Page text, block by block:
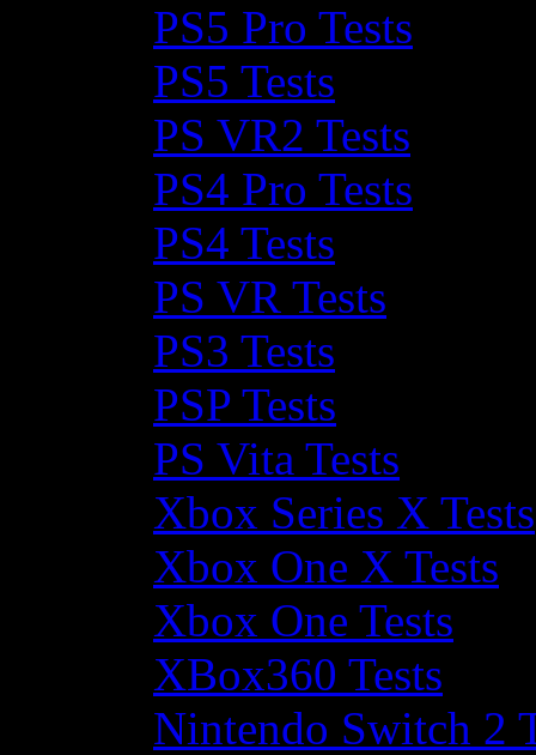
PS5 Pro Tests
PS5 Tests
PS VR2 Tests
PS4 Pro Tests
PS4 Tests
PS VR Tests
PS3 Tests
PSP Tests
PS Vita Tests
Xbox Series X Tests
Xbox One X Tests
Xbox One Tests
XBox360 Tests
Nintendo Switch 2